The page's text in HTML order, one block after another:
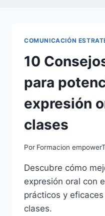
COMUNICACIÓN
10
para
expresión
clases
Por Formacion
Descubre cómo
expresión oral con
prácticos y
clases.